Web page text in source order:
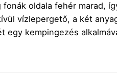
fonák oldala fehér marad,
vízlepergető, a két
egy kempingezés